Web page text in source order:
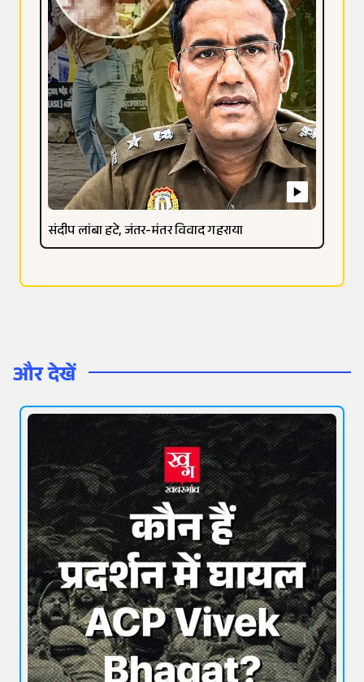
संदीप लांबा हटे, जंतर-मंतर विवाद गहराया
और देखें